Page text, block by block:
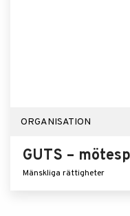
ORGANISATION
GUTS –
Mänskliga rättigheter